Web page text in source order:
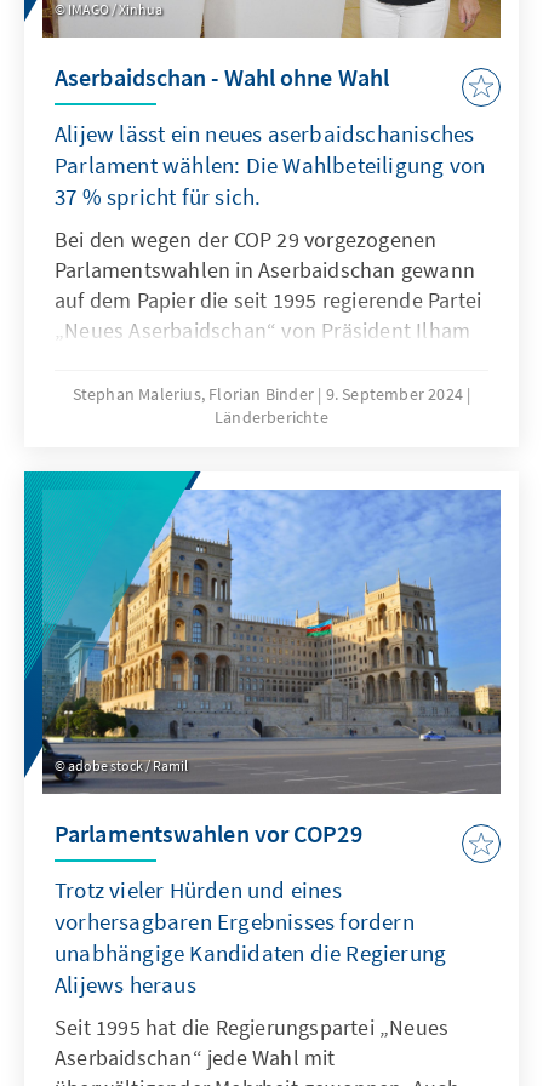
mit vielen Unbekannten.
IMAGO / Xinhua
Aserbaidschan - Wahl ohne Wahl
Alijew lässt ein neues aserbaidschanisches
Parlament wählen: Die Wahlbeteiligung von
37 % spricht für sich.
Bei den wegen der COP 29 vorgezogenen
Parlamentswahlen in Aserbaidschan gewann
auf dem Papier die seit 1995 regierende Partei
„Neues Aserbaidschan“ von Präsident Ilham
125 Sitzen, defacto wird es aber auch im
neuen aserbaidschanischen Parlament keine
Wahltag war von Einschüchterungen
unabhängiger Kandidaten und Drohungen
gegen deren Wahlbeobachterinnen geprägt.
Mit den Wahlen bestätigt Alijew die autoritäre
Verankerung seines Landes, vergrößert den
Abstand zu Europa und stellt die westliche
Welt vor ein Dilemma: Wie glaubwürdig kann
eine von einem repressiven Regime
ausgerichtete Weltklimakonferenz sein?
Stephan Malerius, Florian Binder 9. September 2024
Länderberichte
adobe stock / Ramil
Parlamentswahlen vor COP29
Trotz vieler Hürden und eines
vorhersagbaren Ergebnisses fordern
unabhängige Kandidaten die Regierung
Alijews heraus
Seit 1995 hat die Regierungspartei „Neues
Aserbaidschan“ jede Wahl mit